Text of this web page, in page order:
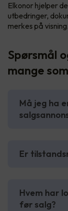
Elkonor hjelper
utbedringer,
merkes på visning.
Spørsmål
mange
Må jeg ha
Er
Hvem har
før salg?